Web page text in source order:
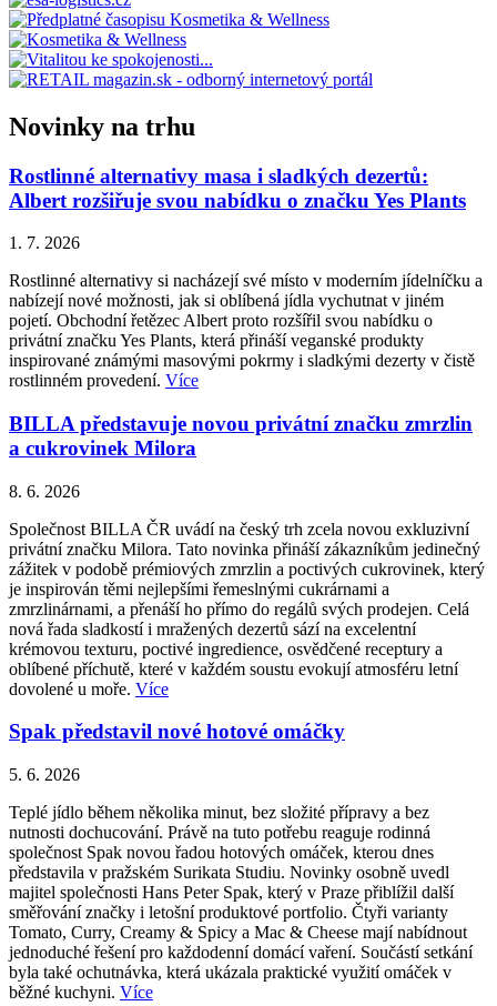
Novinky na trhu
Rostlinné alternativy masa i sladkých dezertů:
Albert rozšiřuje svou nabídku o značku Yes Plants
1. 7. 2026
Rostlinné alternativy si nacházejí své místo v moderním jídelníčku a
nabízejí nové možnosti, jak si oblíbená jídla vychutnat v jiném
pojetí. Obchodní řetězec Albert proto rozšířil svou nabídku o
privátní značku Yes Plants, která přináší veganské produkty
inspirované známými masovými pokrmy i sladkými dezerty v čistě
rostlinném provedení. Více
BILLA představuje novou privátní značku zmrzlin
a cukrovinek Milora
8. 6. 2026
Společnost BILLA ČR uvádí na český trh zcela novou exkluzivní
privátní značku Milora. Tato novinka přináší zákazníkům jedinečný
zážitek v podobě prémiových zmrzlin a poctivých cukrovinek, který
je inspirován těmi nejlepšími řemeslnými cukrárnami a
zmrzlinárnami, a přenáší ho přímo do regálů svých prodejen. Celá
nová řada sladkostí i mražených dezertů sází na excelentní
krémovou texturu, poctivé ingredience, osvědčené receptury a
oblíbené příchutě, které v každém soustu evokují atmosféru letní
dovolené u moře. Více
Spak představil nové hotové omáčky
5. 6. 2026
Teplé jídlo během několika minut, bez složité přípravy a bez
nutnosti dochucování. Právě na tuto potřebu reaguje rodinná
společnost Spak novou řadou hotových omáček, kterou dnes
představila v pražském Surikata Studiu. Novinky osobně uvedl
majitel společnosti Hans Peter Spak, který v Praze přiblížil další
směřování značky i letošní produktové portfolio. Čtyři varianty
Tomato, Curry, Creamy & Spicy a Mac & Cheese mají nabídnout
jednoduché řešení pro každodenní domácí vaření. Součástí setkání
byla také ochutnávka, která ukázala praktické využití omáček v
běžné kuchyni. Více